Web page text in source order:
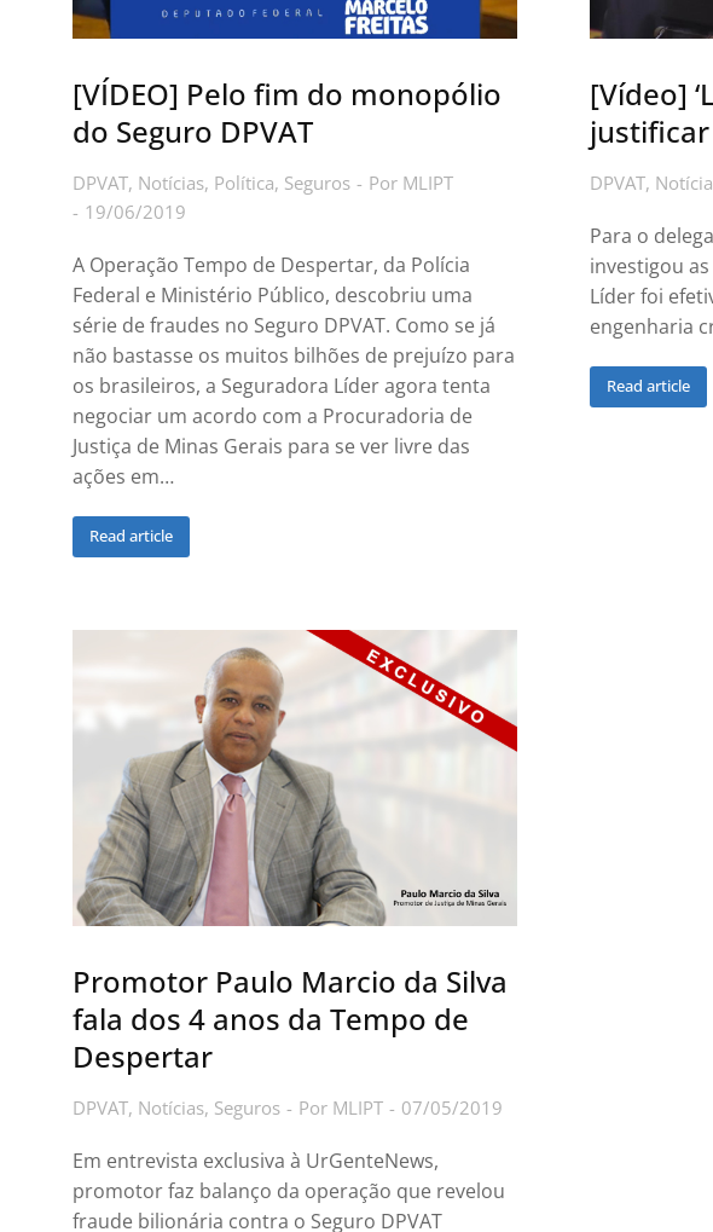
[VÍDEO] Pelo fim do monopólio
do Seguro DPVAT
DPVAT, Notícias, Política, Seguros Por MLIPT
19/06/2019
A Operação Tempo de Despertar, da Polícia
Federal e Ministério Público, descobriu uma
série de fraudes no Seguro DPVAT. Como se já
não bastasse os muitos bilhões de prejuízo para
os brasileiros, a Seguradora Líder agora tenta
negociar um acordo com a Procuradoria de
Justiça de Minas Gerais para se ver livre das
ações em…
Read article
[Vídeo]
DPVAT,
Para o
investigou
Líder foi
engenharia
Read article
Promotor Paulo Marcio da Silva
fala dos 4 anos da Tempo de
Despertar
DPVAT, Notícias, Seguros Por MLIPT 07/05/2019
Em entrevista exclusiva à UrGenteNews,
promotor faz balanço da operação que revelou
fraude bilionária contra o Seguro DPVAT